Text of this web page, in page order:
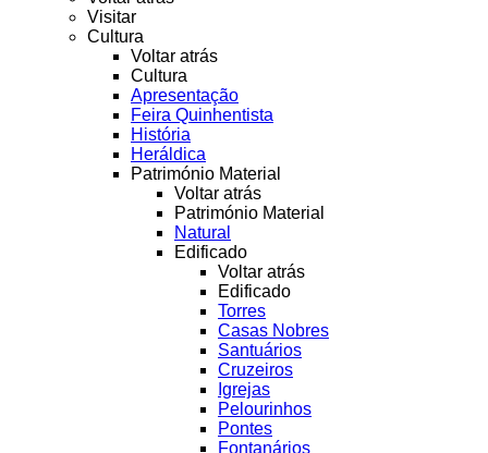
Visitar
Cultura
Voltar atrás
Cultura
Apresentação
Feira Quinhentista
História
Heráldica
Património Material
Voltar atrás
Património Material
Natural
Edificado
Voltar atrás
Edificado
Torres
Casas Nobres
Santuários
Cruzeiros
Igrejas
Pelourinhos
Pontes
Fontanários